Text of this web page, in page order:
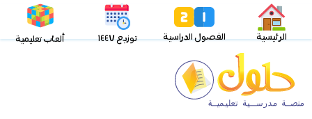
الرئيسية الفصول الدراسية توزيع ١٤٤٧ ألعاب تعليمية